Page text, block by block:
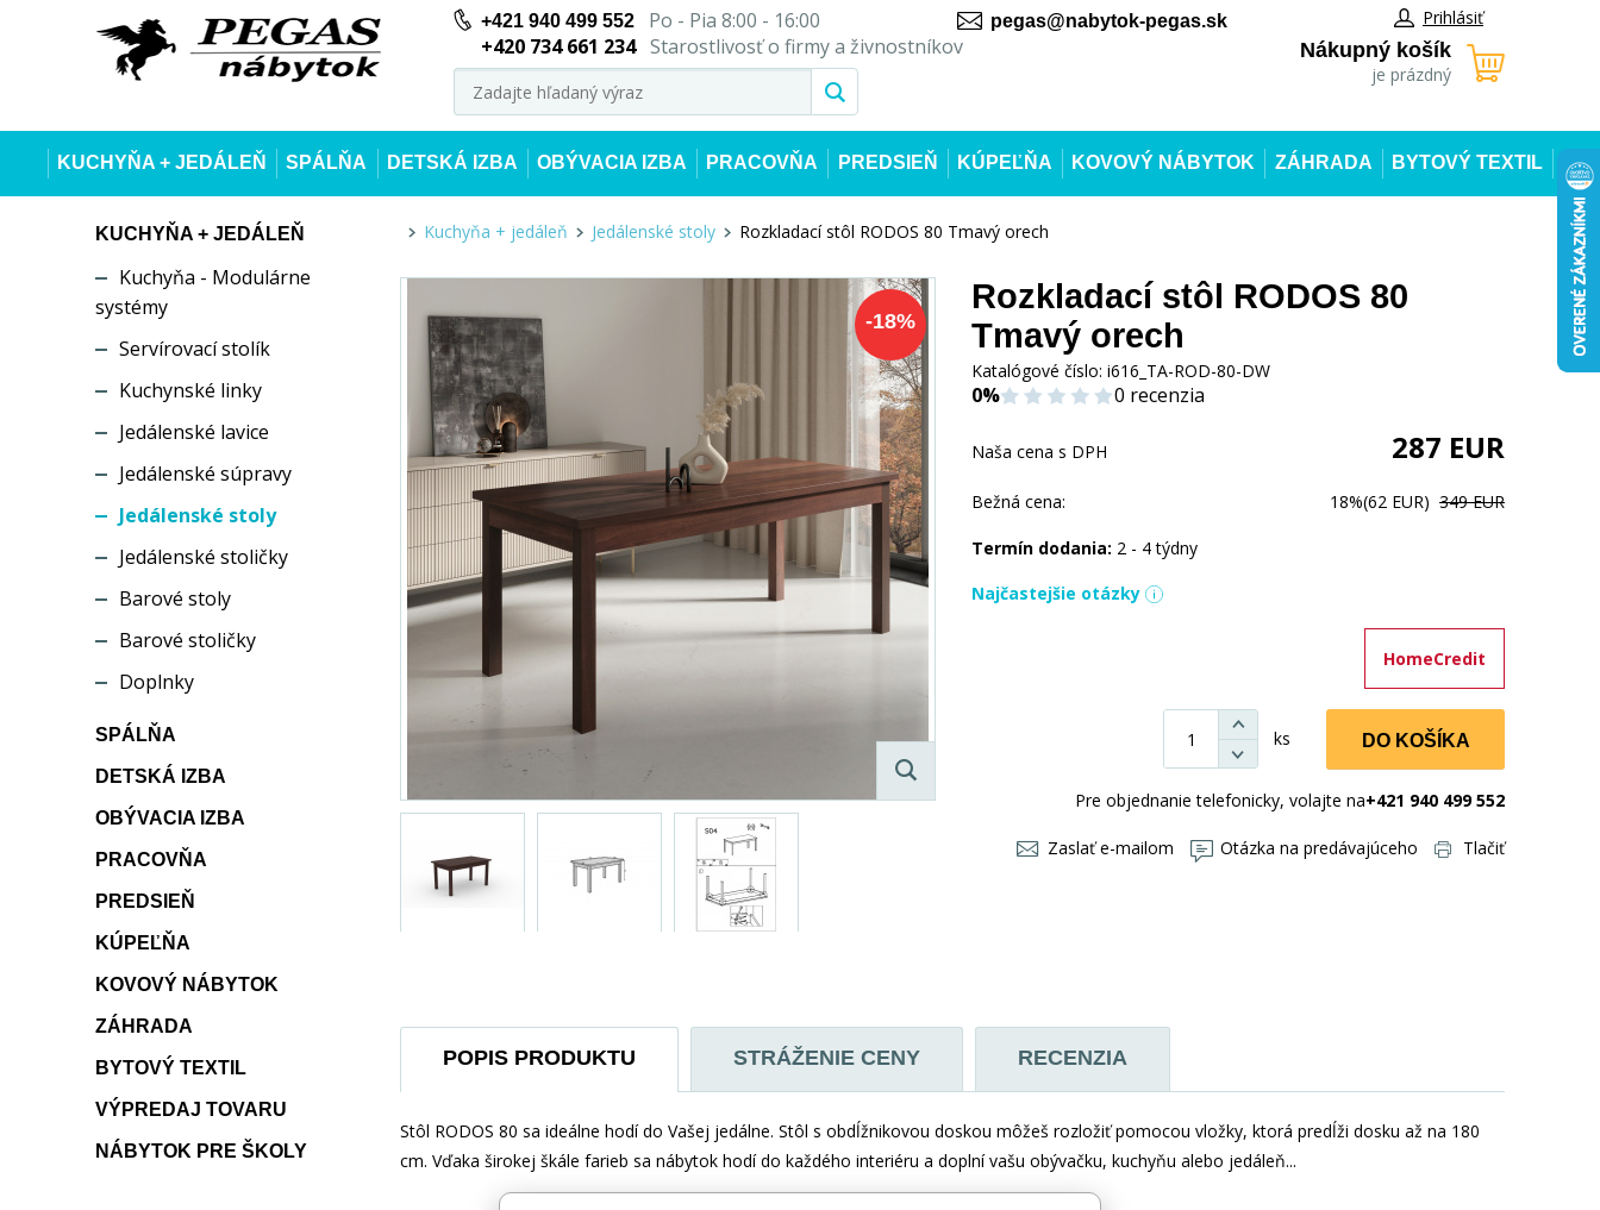
+421 940 499 552
Po - Pia 8:00 - 16:00
+420 734 661 234 Starostlivosť o firmy a živnostníkov
pegas@nabytok-pegas.sk Prihlásiť
Nákupný košík
je prázdný
KUCHYŇA + JEDÁLEŇ SPÁLŇA DETSKÁ IZBA OBÝVACIA IZBA PRACOVŇA PREDSIEŇ KÚPEĽŇA KOVOVÝ NÁBYTOK ZÁHRADA BYTOVÝ TEXTIL
KUCHYŇA + JEDÁLEŇ
Kuchyňa - Modulárne
systémy
Servírovací stolík
Kuchynské linky
Jedálenské lavice
Jedálenské súpravy
Jedálenské stoly
Jedálenské stoličky
Barové stoly
Barové stoličky
Doplnky
SPÁLŇA
DETSKÁ IZBA
OBÝVACIA IZBA
PRACOVŇA
PREDSIEŇ
KÚPEĽŇA
KOVOVÝ NÁBYTOK
ZÁHRADA
BYTOVÝ TEXTIL
VÝPREDAJ TOVARU
NÁBYTOK PRE ŠKOLY
Kuchyňa + jedáleň Jedálenské stoly Rozkladací stôl RODOS 80 Tmavý orech
-18%
Rozkladací stôl RODOS 80
Tmavý orech
Katalógové číslo: i616_TA-ROD-80-DW
0% 0 recenzia
Naša cena s DPH 287 EUR
Bežná cena: 18%(62 EUR) 349 EUR
Termín dodania: 2 - 4 týdny
Najčastejšie otázky
HomeCredit
ks DO KOŠÍKA
Pre objednanie telefonicky, volajte na+421 940 499 552
Zaslať e-mailom Otázka na predávajúceho Tlačiť
POPIS PRODUKTU STRÁŽENIE CENY RECENZIA
Stôl RODOS 80 sa ideálne hodí do Vašej jedálne. Stôl s obdĺžnikovou doskou môžeš rozložiť pomocou vložky, ktorá predĺži dosku až na 180
cm. Vďaka širokej škále farieb sa nábytok hodí do každého interiéru a doplní vašu obývačku, kuchyňu alebo jedáleň...